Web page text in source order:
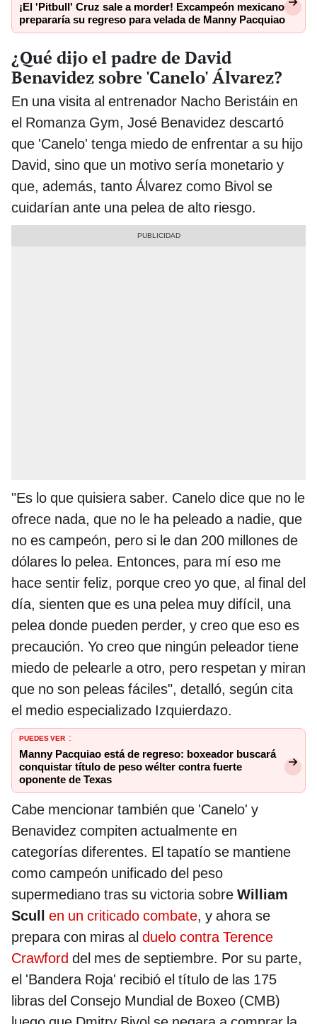
¡El 'Pitbull' Cruz sale a morder! Excampeón mexicano
prepararía su regreso para velada de Manny Pacquiao
¿Qué dijo el padre de David
Benavidez sobre 'Canelo' Álvarez?
En una visita al entrenador Nacho Beristáin en
el Romanza Gym, José Benavidez descartó
que 'Canelo' tenga miedo de enfrentar a su hijo
David, sino que un motivo sería monetario y
que, además, tanto Álvarez como Bivol se
cuidarían ante una pelea de alto riesgo.
"Es lo que quisiera saber. Canelo dice que no le
ofrece nada, que no le ha peleado a nadie, que
no es campeón, pero si le dan 200 millones de
dólares lo pelea. Entonces, para mí eso me
hace sentir feliz, porque creo yo que, al final del
día, sienten que es una pelea muy difícil, una
pelea donde pueden perder, y creo que eso es
precaución. Yo creo que ningún peleador tiene
miedo de pelearle a otro, pero respetan y miran
que no son peleas fáciles", detalló, según cita
el medio especializado Izquierdazo.
PUEDES VER :
Manny Pacquiao está de regreso: boxeador buscará
conquistar título de peso wélter contra fuerte
oponente de Texas
Cabe mencionar también que 'Canelo' y
Benavidez compiten actualmente en
categorías diferentes. El tapatío se mantiene
como campeón unificado del peso
supermediano tras su victoria sobre William
Scull en un criticado combate, y ahora se
prepara con miras al duelo contra Terence
Crawford del mes de septiembre. Por su parte,
el 'Bandera Roja' recibió el título de las 175
libras del Consejo Mundial de Boxeo (CMB)